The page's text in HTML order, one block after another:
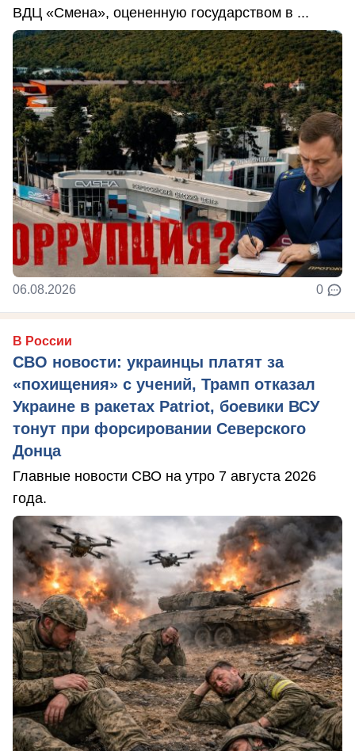
ВДЦ «Смена», оцененную государством в ...
06.08.2026 0
В России
СВО новости: украинцы платят за
«похищения» с учений, Трамп отказал
Украине в ракетах Patriot, боевики ВСУ
тонут при форсировании Северского
Донца
Главные новости СВО на утро 7 августа 2026
года.